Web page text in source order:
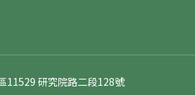
11529 研究院路二段128號